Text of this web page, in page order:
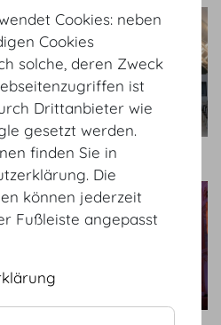
© Bernhard AV
Cookies: neben
Cookies
solche, deren Zweck
ist
Drittanbieter wie
gesetzt werden.
finden Sie in
Die
können jederzeit
Fußleiste angepasst